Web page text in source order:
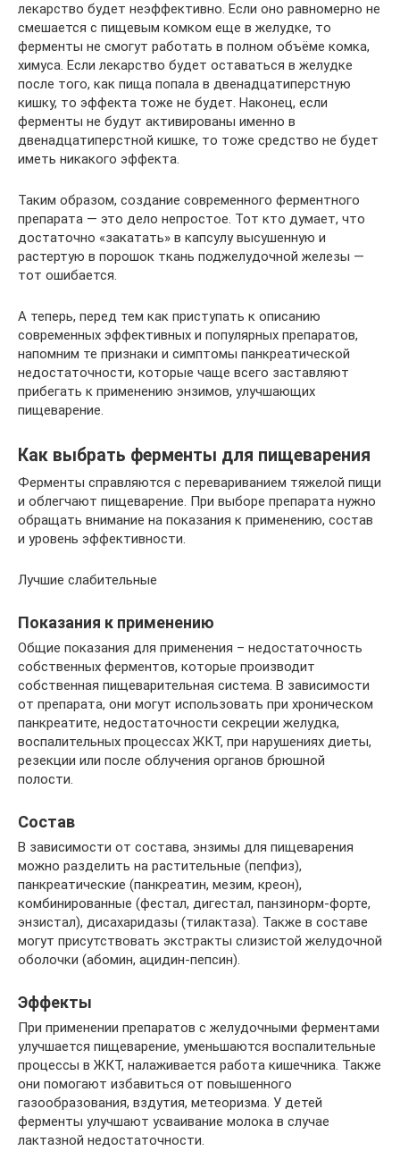
лекарство будет неэффективно. Если оно равномерно не
смешается с пищевым комком еще в желудке, то
ферменты не смогут работать в полном объёме комка,
химуса. Если лекарство будет оставаться в желудке
после того, как пища попала в двенадцатиперстную
кишку, то эффекта тоже не будет. Наконец, если
ферменты не будут активированы именно в
двенадцатиперстной кишке, то тоже средство не будет
иметь никакого эффекта.
Таким образом, создание современного ферментного
препарата — это дело непростое. Тот кто думает, что
достаточно «закатать» в капсулу высушенную и
растертую в порошок ткань поджелудочной железы —
тот ошибается.
А теперь, перед тем как приступать к описанию
современных эффективных и популярных препаратов,
напомним те признаки и симптомы панкреатической
недостаточности, которые чаще всего заставляют
прибегать к применению энзимов, улучшающих
пищеварение.
Как выбрать ферменты для пищеварения
Ферменты справляются с перевариванием тяжелой пищи
и облегчают пищеварение. При выборе препарата нужно
обращать внимание на показания к применению, состав
и уровень эффективности.
Лучшие слабительные
Показания к применению
Общие показания для применения – недостаточность
собственных ферментов, которые производит
собственная пищеварительная система. В зависимости
от препарата, они могут использовать при хроническом
панкреатите, недостаточности секреции желудка,
воспалительных процессах ЖКТ, при нарушениях диеты,
резекции или после облучения органов брюшной
полости.
Состав
В зависимости от состава, энзимы для пищеварения
можно разделить на растительные (пепфиз),
панкреатические (панкреатин, мезим, креон),
комбинированные (фестал, дигестал, панзинорм-форте,
энзистал), дисахаридазы (тилактаза). Также в составе
могут присутствовать экстракты слизистой желудочной
оболочки (абомин, ацидин-пепсин).
Эффекты
При применении препаратов с желудочными ферментами
улучшается пищеварение, уменьшаются воспалительные
процессы в ЖКТ, налаживается работа кишечника. Также
они помогают избавиться от повышенного
газообразования, вздутия, метеоризма. У детей
ферменты улучшают усваивание молока в случае
лактазной недостаточности.